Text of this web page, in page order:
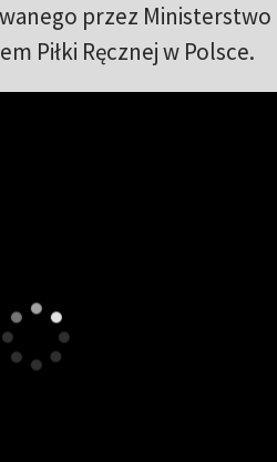
przez
Piłki Ręcznej w Polsce.